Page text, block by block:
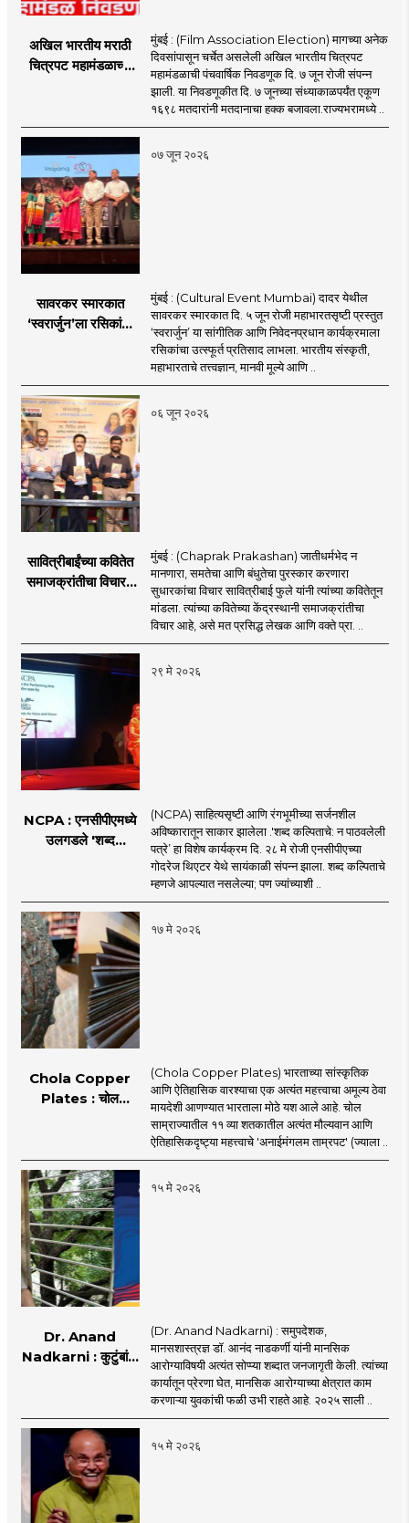
अखिल भारतीय मराठी
चित्रपट महामंडळाच्या
अटीतटीच्या लढतीत
महामंडळाची निवडणूक
संपन्न
मुंबई : (Film Association Election) मागच्या अनेक
दिवसांपासून चर्चेत असलेली अखिल भारतीय चित्रपट
महामंडळाची पंचवार्षिक निवडणूक दि. ७ जून रोजी संपन्न
झाली. या निवडणूकीत दि. ७ जूनच्या संध्याकाळपर्यंत एकूण
१६९८ मतदारांनी मतदानाचा हक्क बजावला.राज्यभरामध्ये ..
०७ जून २०२६
सावरकर स्मारकात
‘स्वरार्जुन’ला रसिकांची
मुंबई : (Cultural Event Mumbai) दादर येथील
सावरकर स्मारकात दि. ५ जून रोजी महाभारतसृष्टी प्रस्तुत
‘स्वरार्जुन’ या सांगीतिक आणि निवेदनप्रधान कार्यक्रमाला
रसिकांचा उत्स्फूर्त प्रतिसाद लाभला. भारतीय संस्कृती,
महाभारताचे तत्त्वज्ञान, मानवी मूल्ये आणि ..
०६ जून २०२६
सावित्रीबाईंच्या कवितेत
समाजक्रांतीचा विचार :
सावित्रीबाई फुले यांच्या
‘काव्यफुले’
कवितासंग्रहाचे प्रकाशन
मुंबई : (Chaprak Prakashan) जातीधर्मभेद न
मानणारा, समतेचा आणि बंधुतेचा पुरस्कार करणारा
सुधारकांचा विचार सावित्रीबाई फुले यांनी त्यांच्या कवितेतून
मांडला. त्यांच्या कवितेच्या केंद्रस्थानी समाजक्रांतीचा
विचार आहे, असे मत प्रसिद्ध लेखक आणि वक्ते प्रा. ..
२९ मे २०२६
NCPA : एनसीपीएमध्ये
उलगडले 'शब्द
(NCPA) साहित्यसृष्टी आणि रंगभूमीच्या सर्जनशील
अविष्कारातून साकार झालेला .'शब्द कल्पिताचे: न पाठवलेली
पत्रे’ हा विशेष कार्यक्रम दि. २८ मे रोजी एनसीपीएच्या
गोदरेज थिएटर येथे सायंकाळी संपन्न झाला. शब्द कल्पिताचे
म्हणजे आपल्यात नसलेल्या; पण ज्यांच्याशी ..
१७ मे २०२६
Chola Copper
Plates : चोल
परतणार!
(Chola Copper Plates) भारताच्या सांस्कृतिक
आणि ऐतिहासिक वारश्याचा एक अत्यंत महत्त्वाचा अमूल्य ठेवा
मायदेशी आणण्यात भारताला मोठे यश आले आहे. चोल
साम्राज्यातील ११ व्या शतकातील अत्यंत मौल्यवान आणि
ऐतिहासिकदृष्ट्या महत्त्वाचे 'अनाईमंगलम ताम्रपट' (ज्याला ..
१५ मे २०२६
Dr. Anand
Nadkarni : कुटुंबांना
नाडकर्णी
(Dr. Anand Nadkarni) : समुपदेशक,
मानसशास्त्रज्ञ डॉ. आनंद नाडकर्णी यांनी मानसिक
आरोग्याविषयी अत्यंत सोप्प्या शब्दात जनजागृती केली. त्यांच्या
कार्यातून प्रेरणा घेत, मानसिक आरोग्याच्या क्षेत्रात काम
१५ मे २०२६